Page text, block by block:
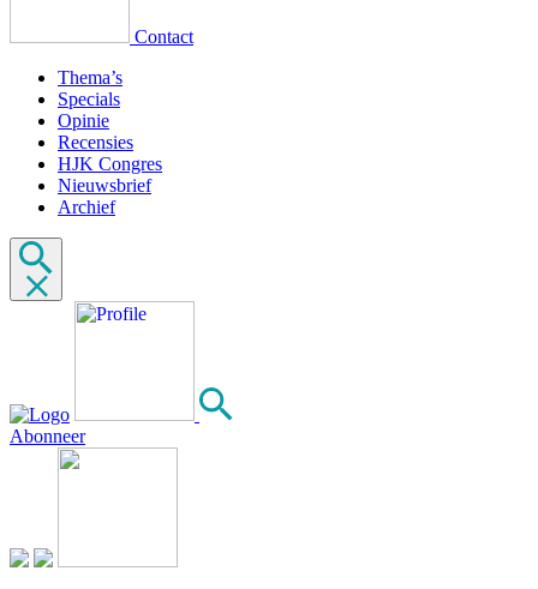
Contact
Thema’s
Specials
Opinie
Recensies
HJK Congres
Nieuwsbrief
Archief
Abonneer